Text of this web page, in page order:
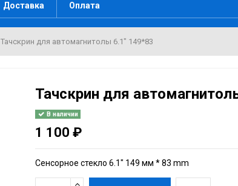
Доставка Оплата
Тачскрин для автомагнитолы 6.1" 149*83
Тачскрин для
В наличии
1 100 ₽
Сенсорное стекло 6.1" 149 мм * 83 mm